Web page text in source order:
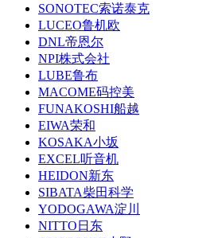
SONOTEC索诺泰克
LUCEO鲁机欧
DNL帝恩尔
NPI株式会社
LUBE鲁布
MACOME码控美
FUNAKOSHI船越
EIWA荣和
KOSAKA小坂
EXCEL听音机
HEIDON新东
SIBATA柴田科学
YODOGAWA淀川
NITTO日东